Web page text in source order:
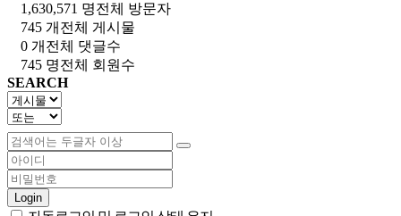
1,630,571 명전체 방문자
745 개 전체 게시물
0 개 전체 댓글수
745 명전체 회원수
SEARCH
Login